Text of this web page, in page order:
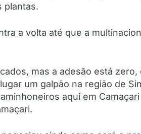
plantas.
a volta até que a
mas a adesão está
um galpão na região de
aqui em